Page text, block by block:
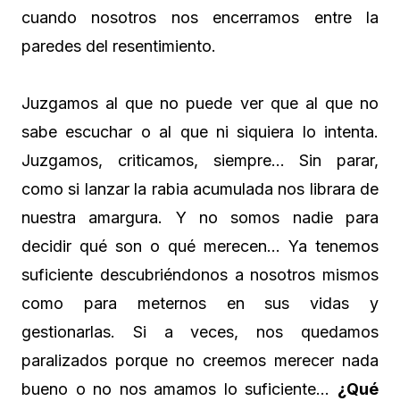
cuando nosotros nos encerramos entre la
paredes del resentimiento.
Juzgamos al que no puede ver que al que no
sabe escuchar o al que ni siquiera lo intenta.
Juzgamos, criticamos, siempre… Sin parar,
como si lanzar la rabia acumulada nos librara de
nuestra amargura. Y no somos nadie para
decidir qué son o qué merecen… Ya tenemos
suficiente descubriéndonos a nosotros mismos
como para meternos en sus vidas y
gestionarlas. Si a veces, nos quedamos
paralizados porque no creemos merecer nada
bueno o no nos amamos lo suficiente… ¿Qué